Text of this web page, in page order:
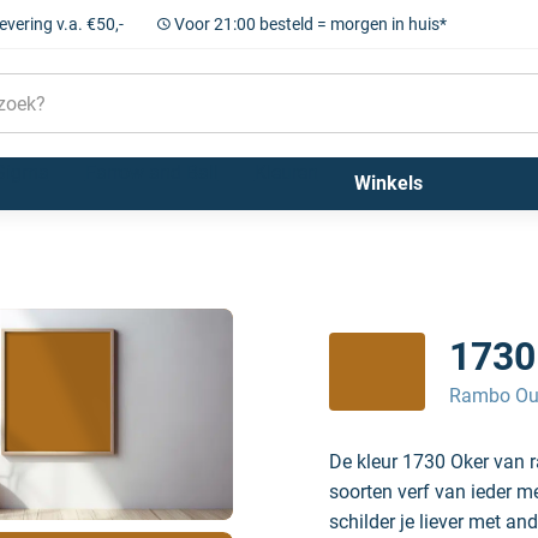
v.a. €50,- Voor 21:00 besteld = morgen in huis*
Winkels
Rambo
De kleur 1730 Oker van
soorten verf van ieder
schilder je liever met